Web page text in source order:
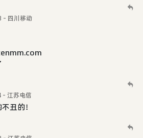
四川移动
江苏电信
丑的！